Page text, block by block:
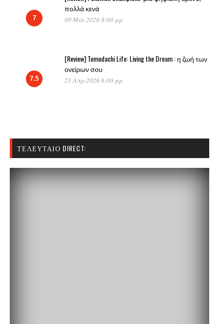
7
πολλά κενά
09 Μάι 2026 8:00 μμ
7.5
[Review] Tomodachi Life: Living the Dream : η ζωή των
ονείρων σου
21 Απρ 2026 6:00 μμ
ΤΕΛΕΥΤΑΊΟ DIRECT: